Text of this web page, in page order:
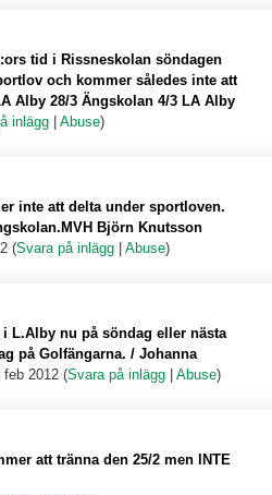
tid i Rissneskolan söndagen
och kommer således inte att
Alby 28/3 Ängskolan 4/3 LA Alby
inlägg |Abuse)
inte att delta under sportloven.
Björn Knutsson
(Svara på inlägg |Abuse)
i L.Alby nu på söndag eller nästa
på Golfängarna. / Johanna
feb 2012 (Svara på inlägg |Abuse)
att tränna den 25/2 men INTE